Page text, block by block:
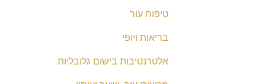
טיפוח עור
בריאות ויופי
אלטרנטיבות בישום גלובליות